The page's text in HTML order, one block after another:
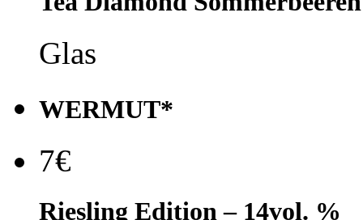
Glas
WERMUT*
7€
Riesling Edition – 14vol. %